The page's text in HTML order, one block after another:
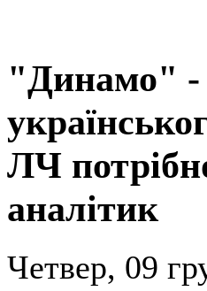
"Динамо" -
ЛЧ
аналітик
Четвер, 09